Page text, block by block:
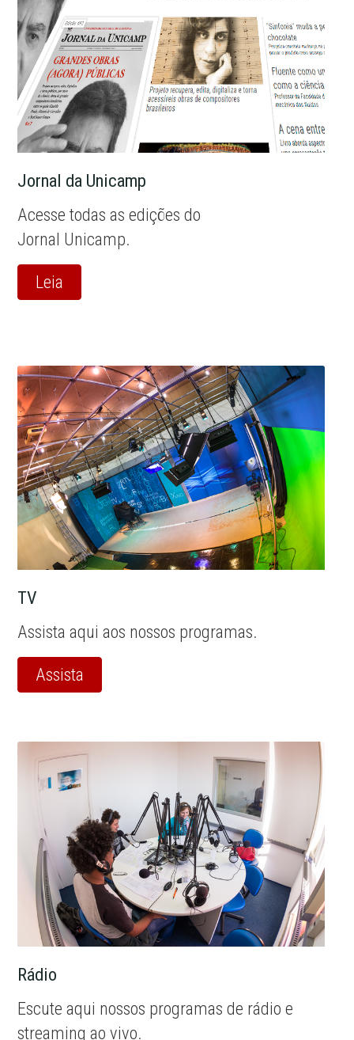
Jornal da Unicamp
Acesse todas as edições do
Jornal Unicamp.
Leia
TV
Assista aqui aos nossos programas.
Assista
Rádio
Escute aqui nossos programas de rádio e
streaming ao vivo.